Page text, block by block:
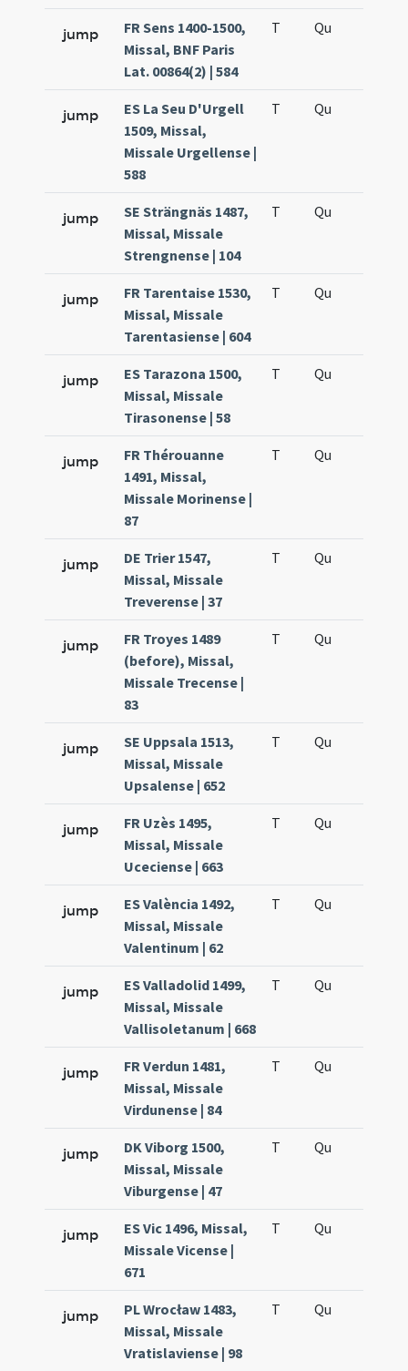
jump
FR Sens 1400-1500,
Missal, BNF Paris
Lat. 00864(2) | 584
T Qu
jump
ES La Seu D'Urgell
1509, Missal,
Missale Urgellense |
588
T Qu
jump
SE Strängnäs 1487,
Missal, Missale
Strengnense | 104
T Qu
jump
FR Tarentaise 1530,
Missal, Missale
Tarentasiense | 604
T Qu
jump
ES Tarazona 1500,
Missal, Missale
Tirasonense | 58
T Qu
jump
FR Thérouanne
1491, Missal,
Missale Morinense |
87
T Qu
jump
DE Trier 1547,
Missal, Missale
Treverense | 37
T Qu
jump
FR Troyes 1489
(before), Missal,
Missale Trecense |
83
T Qu
jump
SE Uppsala 1513,
Missal, Missale
Upsalense | 652
T Qu
jump
FR Uzès 1495,
Missal, Missale
Uceciense | 663
T Qu
jump
ES València 1492,
Missal, Missale
Valentinum | 62
T Qu
jump
ES Valladolid 1499,
Missal, Missale
Vallisoletanum | 668
T Qu
jump
FR Verdun 1481,
Missal, Missale
Virdunense | 84
T Qu
jump
DK Viborg 1500,
Missal, Missale
Viburgense | 47
T Qu
jump
ES Vic 1496, Missal,
Missale Vicense |
671
T Qu
jump
PL Wrocław 1483,
Missal, Missale
Vratislaviense | 98
T Qu